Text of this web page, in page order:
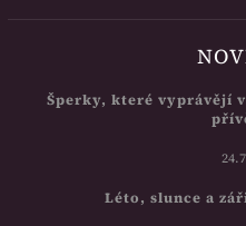
Šperky, které vyprávějí
Léto, slunce a